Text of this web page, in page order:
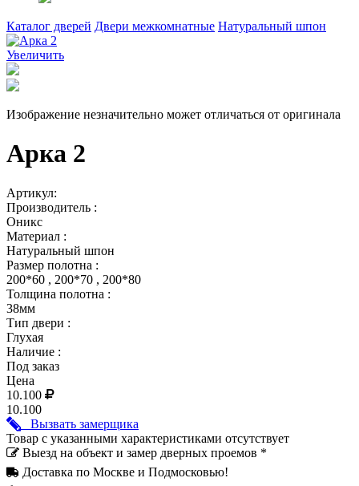
Каталог дверей Двери межкомнатные Натуральный шпон
Увеличить
Изображение незначительно может отличаться от оригинала
Арка 2
Артикул:
Производитель :
Оникс
Материал :
Натуральный шпон
Размер полотна :
200*60 , 200*70 , 200*80
Толщина полотна :
38мм
Тип двери :
Глухая
Наличие :
Под заказ
Цена
10.100
10.100
Вызвать замерщика
Товар с указанными характеристиками отсутствует
Выезд на объект и замер дверных проемов *
Доставка по Москве и Подмосковью!